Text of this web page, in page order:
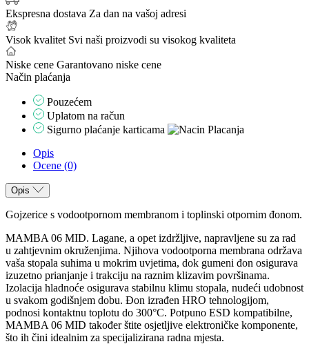
Ekspresna dostava Za dan na vašoj adresi
Visok kvalitet Svi naši proizvodi su visokog kvaliteta
Niske cene Garantovano niske cene
Način plaćanja
Pouzećem
Uplatom na račun
Sigurno plaćanje karticama
Opis
Ocene (0)
Opis
Gojzerice s vodootpornom membranom i toplinski otpornim đonom.
MAMBA 06 MID. Lagane, a opet izdržljive, napravljene su za rad
u zahtjevnim okruženjima. Njihova vodootporna membrana održava
vaša stopala suhima u mokrim uvjetima, dok gumeni đon osigurava
izuzetno prianjanje i trakciju na raznim klizavim površinama.
Izolacija hladnoće osigurava stabilnu klimu stopala, nudeći udobnost
u svakom godišnjem dobu. Đon izrađen HRO tehnologijom,
podnosi kontaktnu toplotu do 300°C. Potpuno ESD kompatibilne,
MAMBA 06 MID također štite osjetljive elektroničke komponente,
što ih čini idealnim za specijalizirana radna mjesta.